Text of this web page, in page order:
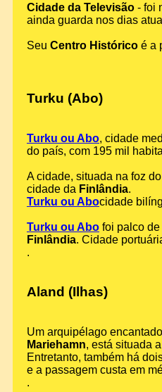
Cidade da Televisão - foi
ainda guarda nos dias
Seu Centro Histórico é a
Turku (Abo)
Turku ou Abo, cidade
do país, com 195 mil
A cidade, situada na foz do
cidade da Finlândia.
Turku ou Abocidade
Turku ou Abo foi palco
Finlândia. Cidade
.
Aland (Ilhas)
Um arquipélago
Mariehamn, está situada
Entretanto, também há
e a passagem custa em
.